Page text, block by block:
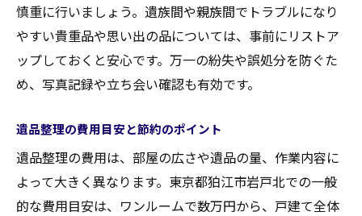
慎重に行いましょう。遺族間や親族間でトラブルになり
やすい貴重品や思い出の品については、事前にリストア
ップしておくと安心です。万一の紛失や誤処分を防ぐた
め、写真記録や立ち会い確認も有効です。
遺品整理の費用目安と節約のポイント
遺品整理の費用は、部屋の広さや遺品の量、作業内容に
よって大きく異なります。東京都狛江市岩戸北での一般
的な費用目安は、ワンルームで数万円から、戸建て全体